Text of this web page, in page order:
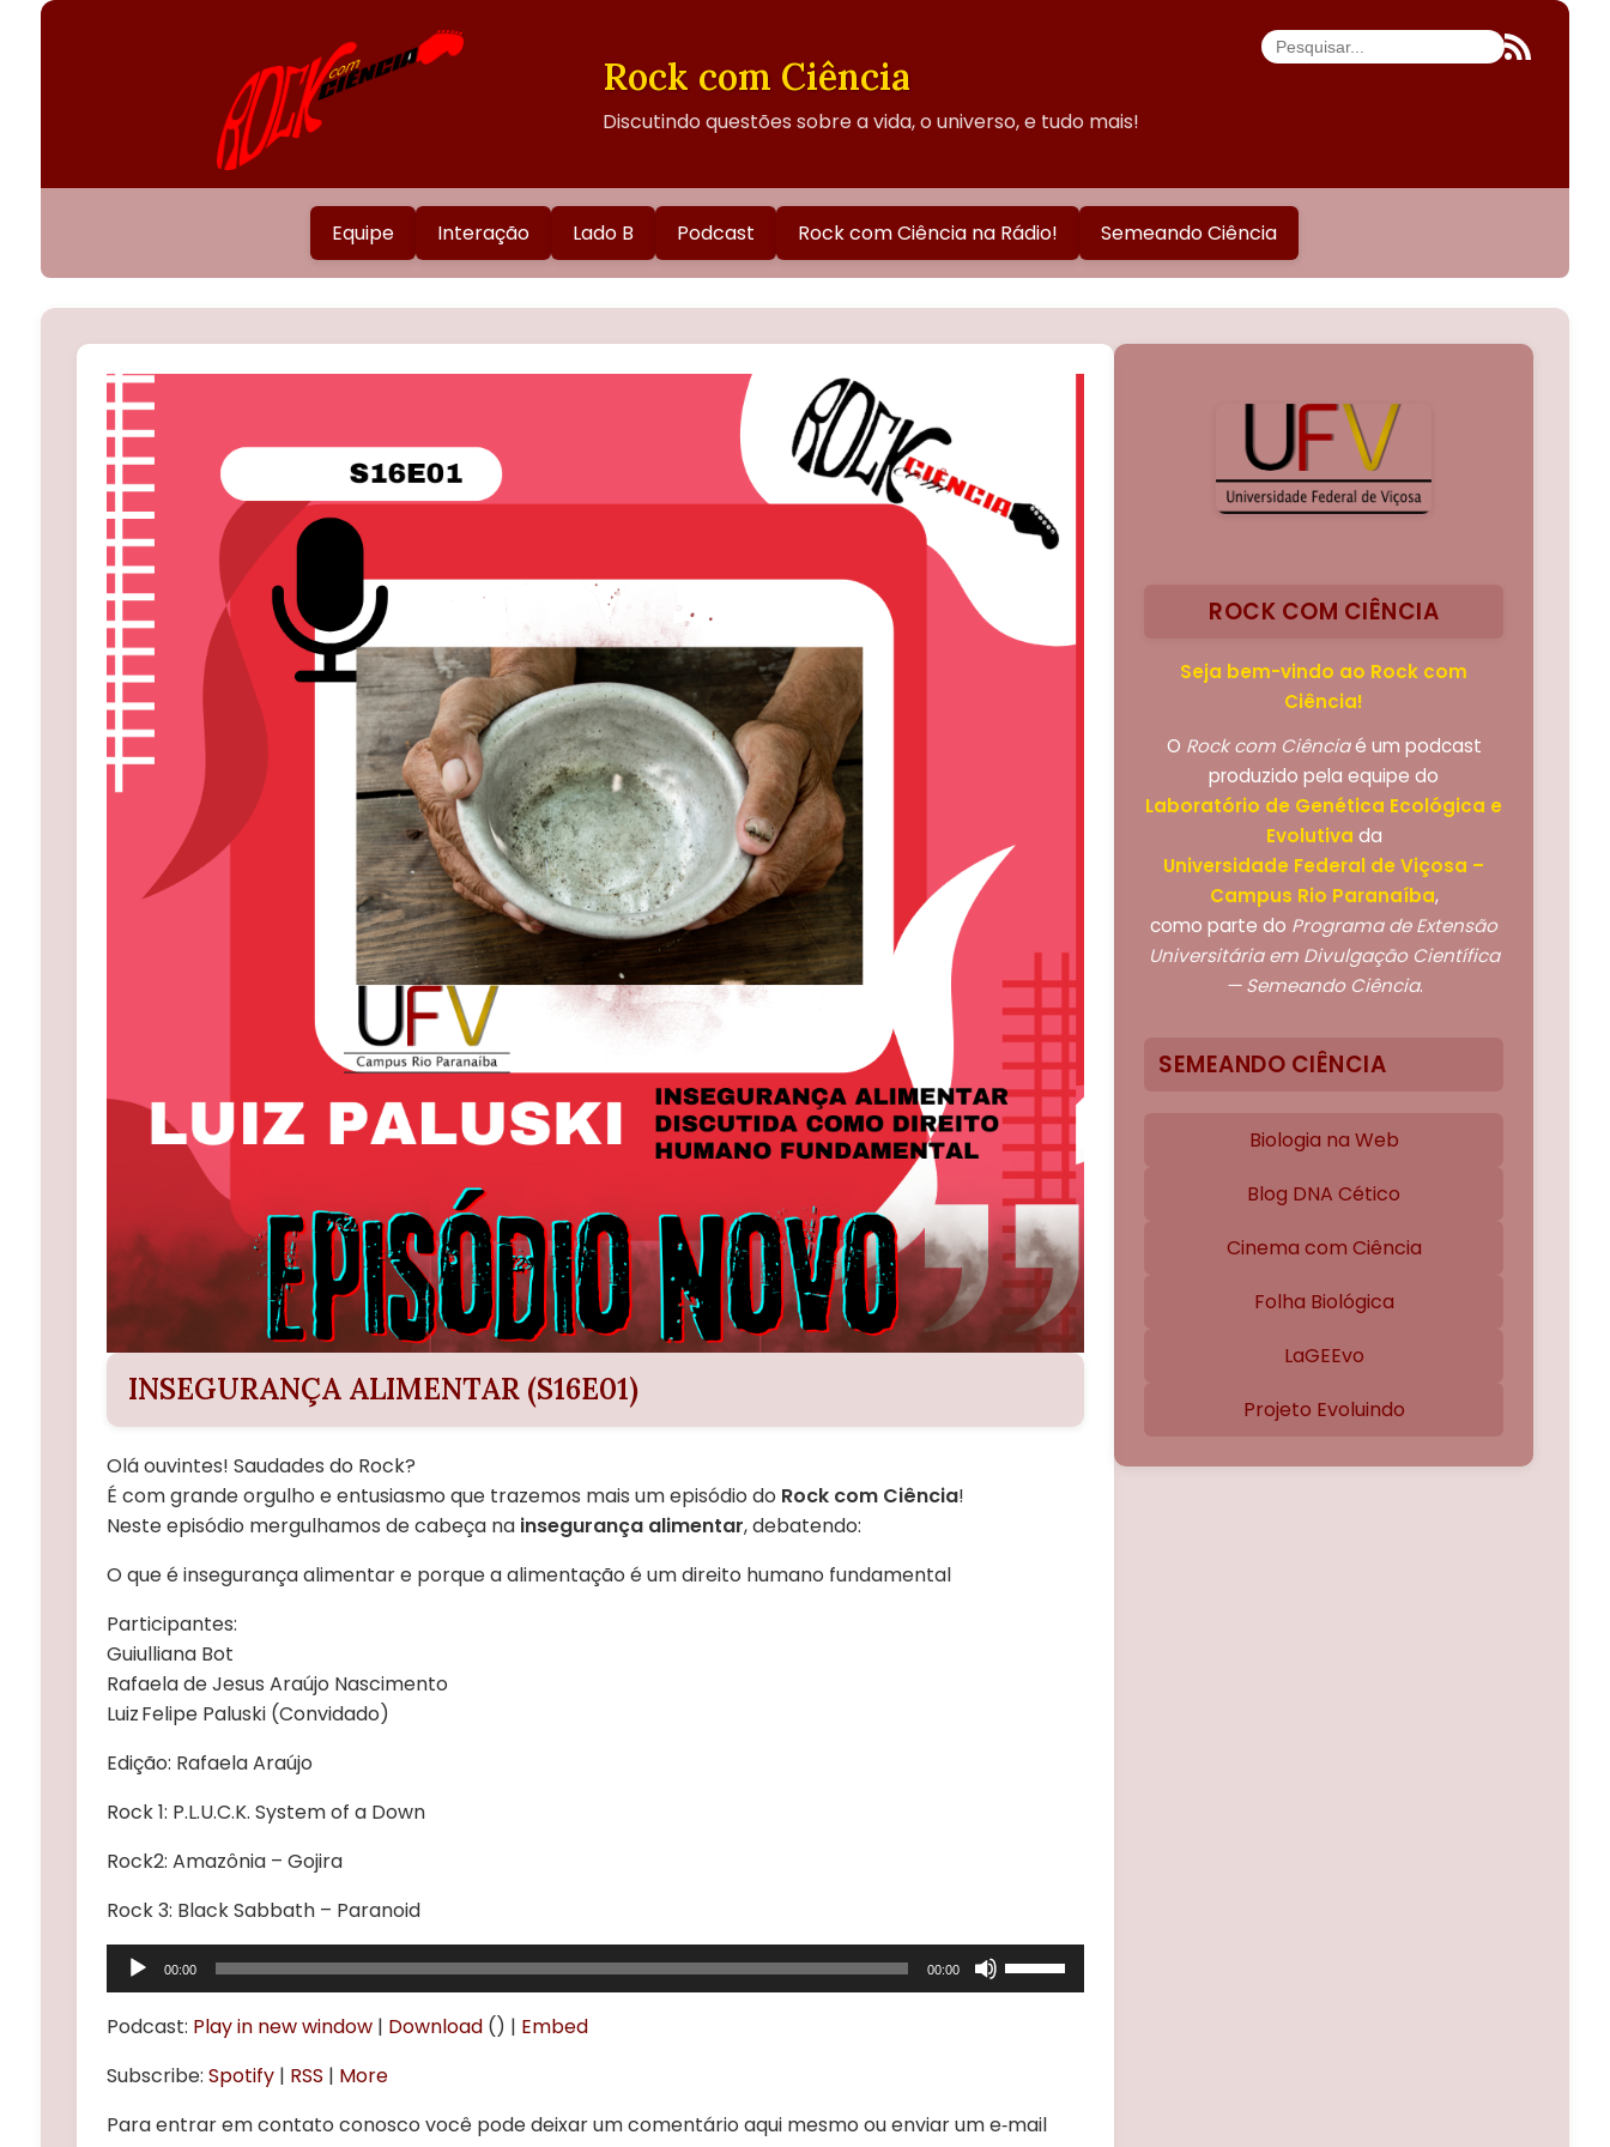
Rock com Ciência
Discutindo questões sobre a vida, o universo, e tudo mais!
Equipe Interação Lado B Podcast Rock com Ciência na Rádio! Semeando Ciência
INSEGURANÇA ALIMENTAR (S16E01)
Olá ouvintes! Saudades do Rock?
É com grande orgulho e entusiasmo que trazemos mais um episódio do Rock com Ciência!
Neste episódio mergulhamos de cabeça na insegurança alimentar, debatendo:
O que é insegurança alimentar e porque a alimentação é um direito humano fundamental
Participantes:
Guiulliana Bot
Rafaela de Jesus Araújo Nascimento
Luiz Felipe Paluski (Convidado)
Edição: Rafaela Araújo
Rock 1: P.L.U.C.K. System of a Down
Rock2: Amazônia – Gojira
Rock 3: Black Sabbath – Paranoid
Tocador
de
áudio
00:00 00:00
as
para
Podcast: Play in new window| Download() | Embed
Subscribe: Spotify| RSS | More
Para entrar em contato conosco você pode deixar um comentário aqui mesmo ou enviar um e‑mail
ROCK COM CIÊNCIA
Seja bem-vindo ao Rock com
Ciência!
O Rock com Ciênciaé um podcast
produzido pela equipe do
Laboratório de Genética Ecológica e
Evolutiva da
Universidade Federal de Viçosa –
Campus Rio Paranaíba,
como parte do Programa de Extensão
Universitária em Divulgação Científica
— Semeando Ciência.
SEMEANDO CIÊNCIA
Biologia na Web
Blog DNA Cético
Cinema com Ciência
Folha Biológica
LaGEEvo
Projeto Evoluindo